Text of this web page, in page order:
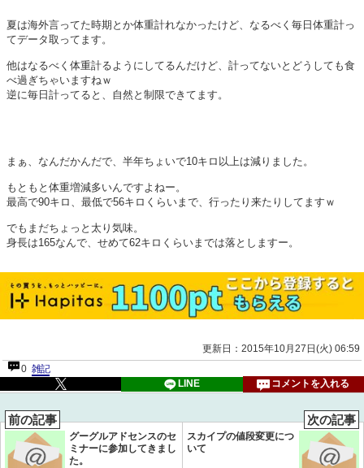
夏は海外言ってた時期とか体重計れなかったけど、なるべく毎日体重計っ
てデータ取ってます。
他はなるべく体重計るようにしてるんだけど、計ってないとどうしても食
べ過ぎちゃいますねｗ
逆に毎日計ってると、自然と制限できてます。
まぁ、なんだかんだで、半年ちょいで10キロ以上は減りました。
もともと体重増減多いんですよねー。
最高で90キロ、最低で56キロくらいまで、行ったり来たりしてますｗ
でもまだちょっと太り気味。
身長は165なんで、せめて62キロくらいまでは落としますー。
更新日：2015年10月27日(火) 06:59
0 雑記
LINE
コメントを入れる
前の記事
グーグルアドセンスのセ
ミナーに参加してきまし
た。
次の記事
スカイプの値段変更につ
いて